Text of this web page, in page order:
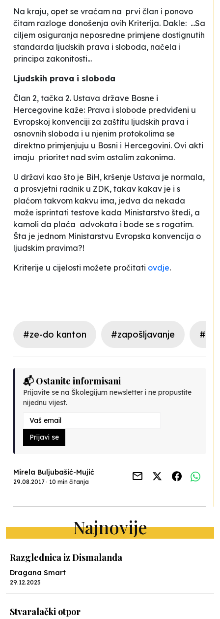
Na kraju, opet se vraćam na prvi član i ponovo
čitam razloge donošenja ovih Kriterija. Dakle: ...Sa
ciljem osiguranja neposredne primjene dostignutih
standarda ljudskih prava i sloboda, načela i
principa zakonitosti...
Ljudskih prava i sloboda
Član 2, tačka 2. Ustava države Bosne i
Hercegovine kaže: Prava i slobode predviđeni u
Evropskoj konvenciji za zaštitu ljudskih prava i
osnovnih sloboda i u njenim protokolima se
direktno primjenjuju u Bosni i Hercegovini. Ovi akti
imaju prioritet nad svim ostalim zakonima.
U državi kao što je BiH, kršenje Ustava je normala,
a prosvjetni radnik u ZDK, takav kakav je i s
plaćom takvom kakvu ima, jedva da nekada
može isprintati testove kada Ministarstvo štedi, a
kamoli da plaća advokata i bode se s rogatim.
Šta je jednom Ministarstvu Evropska konvencija o
ljudskim pravima?!
Kriterije u cijelosti možete pročitati ovdje.
#ze-do kanton #zapošljavanje
📬 Ostanite informisani
Prijavite se na Školegijum newsletter i ne propustite
nijednu vijest.
Prijavi se
Mirela Buljubašić-Mujić
29.08.2017 · 10 min čitanja
Najnovije
Razglednica iz Dismalanda
Dragana Smart
29.12.2025
Stvaralački otpor